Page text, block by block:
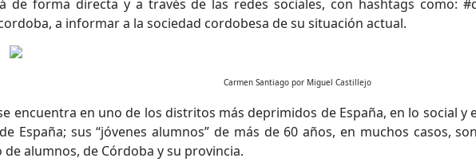
de forma directa y a través de las redes sociales, con hashtags como:
a informar a la sociedad cordobesa de su situación actual.
Carmen Santiago por Miguel Castillejo
encuentra en uno de los distritos más deprimidos de España, en lo social
España; sus “jóvenes alumnos” de más de 60 años, en muchos casos,
alumnos, de Córdoba y su provincia.